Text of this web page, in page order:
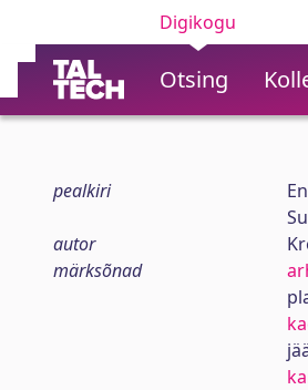
Digikogu
Otsing
pealkiri
autor
märksõnad